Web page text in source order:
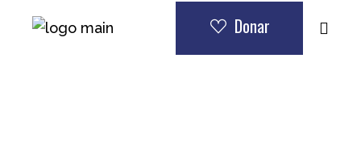
Donar